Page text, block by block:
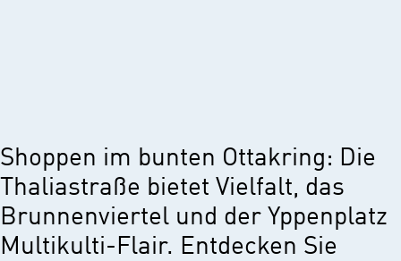
Shoppen im bunten Ottakring: Die
Thaliastraße bietet Vielfalt, das
Brunnenviertel und der Yppenplatz
Multikulti-Flair. Entdecken Sie